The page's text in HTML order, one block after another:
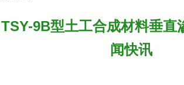
TSY-9B型土工合成材料垂直
闻快讯